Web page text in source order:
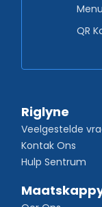
QR
Riglyne
Veelgestelde
Kontak Ons
Hulp Sentrum